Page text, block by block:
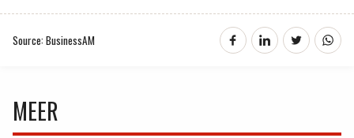
Source: BusinessAM
MEER